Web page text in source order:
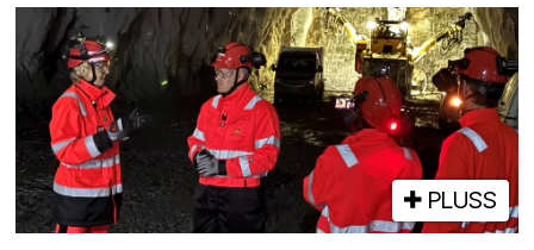
PLUSS